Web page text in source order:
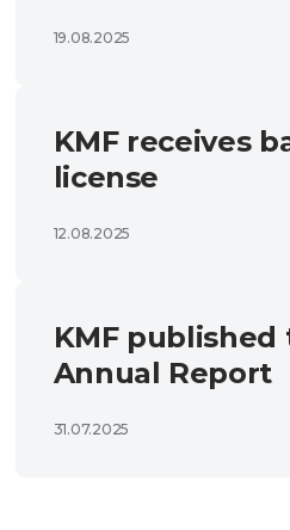
19.08.2025
KMF receives
license
12.08.2025
KMF published
Annual Report
31.07.2025